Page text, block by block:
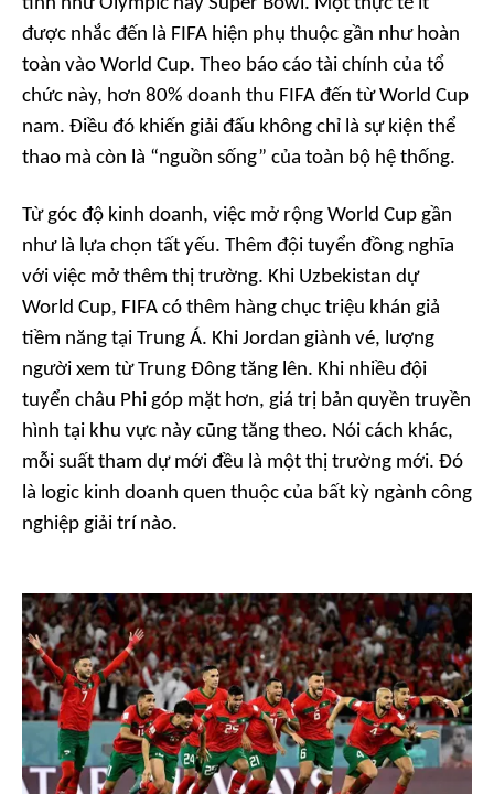
được nhắc đến là FIFA hiện phụ thuộc gần như hoàn
toàn vào World Cup. Theo báo cáo tài chính của tổ
chức này, hơn 80% doanh thu FIFA đến từ World Cup
nam. Điều đó khiến giải đấu không chỉ là sự kiện thể
thao mà còn là “nguồn sống” của toàn bộ hệ thống.
Từ góc độ kinh doanh, việc mở rộng World Cup gần
như là lựa chọn tất yếu. Thêm đội tuyển đồng nghĩa
với việc mở thêm thị trường. Khi Uzbekistan dự
World Cup, FIFA có thêm hàng chục triệu khán giả
tiềm năng tại Trung Á. Khi Jordan giành vé, lượng
người xem từ Trung Đông tăng lên. Khi nhiều đội
tuyển châu Phi góp mặt hơn, giá trị bản quyền truyền
hình tại khu vực này cũng tăng theo. Nói cách khác,
mỗi suất tham dự mới đều là một thị trường mới. Đó
là logic kinh doanh quen thuộc của bất kỳ ngành công
nghiệp giải trí nào.